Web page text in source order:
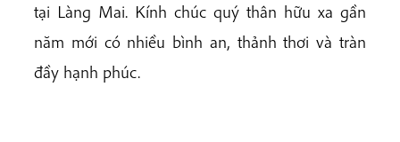
tại Làng Mai. Kính chúc quý thân hữu xa gần
năm mới có nhiều bình an, thảnh thơi và tràn
đầy hạnh phúc.